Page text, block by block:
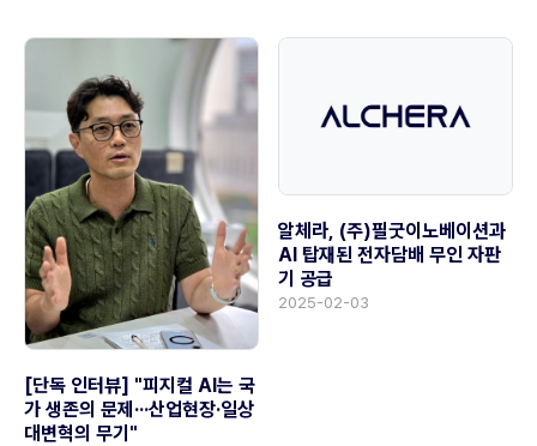
[단독 인터뷰] "피지컬 AI는 국
가 생존의 문제···산업현장·일상
대변혁의 무기"
알체라, (주)필굿이노베이션과
AI 탑재된 전자담배 무인 자판
기 공급
2025-02-03